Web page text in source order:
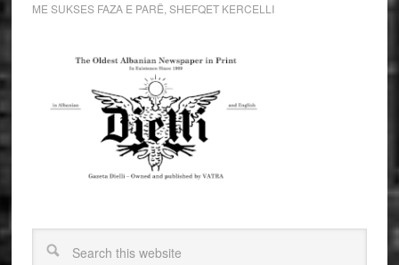
ME SUKSES FAZA E PARË SHEFQET KERCELLI